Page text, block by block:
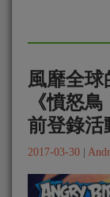
風靡全球
《憤怒
前登錄活
2017-03-30